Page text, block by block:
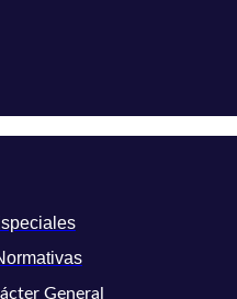
General